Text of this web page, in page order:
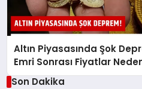
Altın Piyasasında Şok
Emri Sonrası Fiyatlar
Son Dakika